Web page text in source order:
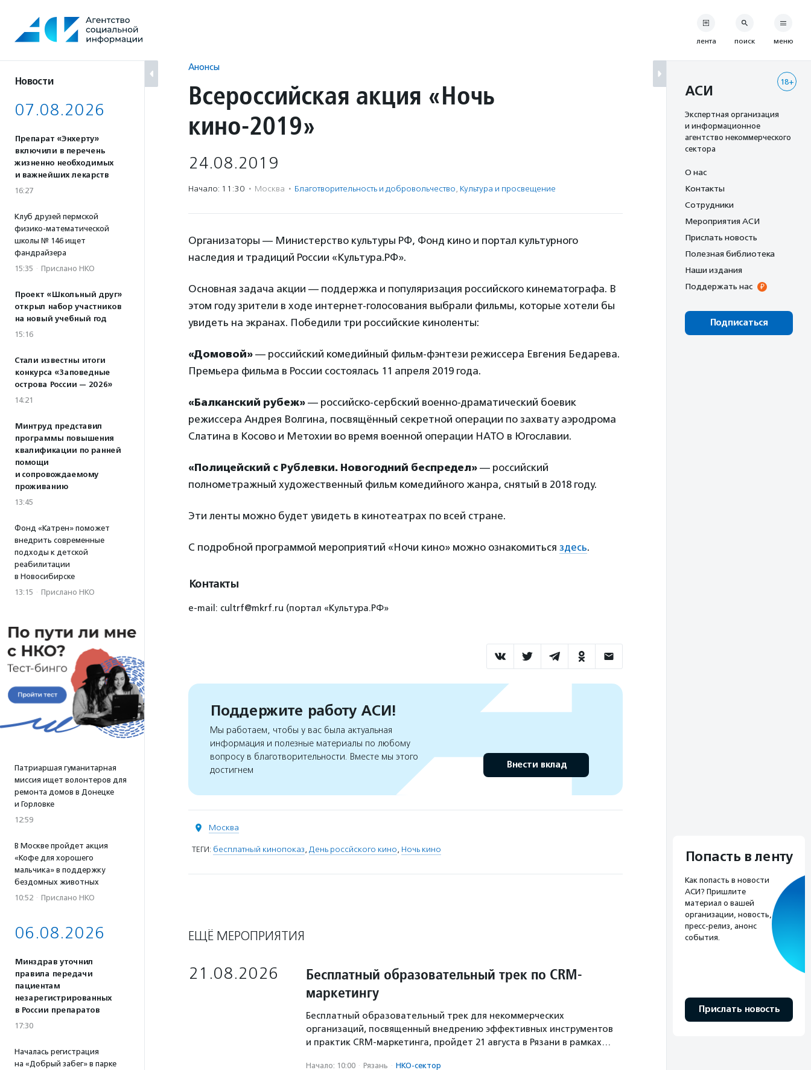
содержанию
Новости
07.08.2026
Препарат «Энхерту»
включили в перечень
жизненно необходимых
и важнейших лекарств
16:27
Клуб друзей пермской
физико-математической
школы № 146 ищет
фандрайзера
15:35 · Прислано НКО
Проект «Школьный друг»
открыл набор участников
на новый учебный год
15:16
Стали известны итоги
конкурса «Заповедные
острова России — 2026»
14:21
Минтруд представил
программы повышения
квалификации по ранней
помощи
и сопровождаемому
проживанию
13:45
Фонд «Катрен» поможет
внедрить современные
подходы к детской
реабилитации
в Новосибирске
13:15 · Прислано НКО
Патриаршая гуманитарная
миссия ищет волонтеров для
ремонта домов в Донецке
и Горловке
12:59
В Москве пройдет акция
«Кофе для хорошего
мальчика» в поддержку
бездомных животных
10:52 · Прислано НКО
06.08.2026
Минздрав уточнил
правила передачи
пациентам
незарегистрированных
в России препаратов
17:30
Началась регистрация
на «Добрый забег» в парке
Анонсы
Всероссийская акция «Ночь
кино-2019»
24.08.2019
Начало: 11:30 · Москва · Благотвори­тель­ность и доброволь­чест­во, Культура и просвещение
Организаторы — Министерство культуры РФ, Фонд кино и портал культурного
наследия и традиций России «Культура.РФ».
Основная задача акции — поддержка и популяризация российского кинематографа. В
этом году зрители в ходе интернет-голосования выбрали фильмы, которые хотели бы
увидеть на экранах. Победили три российские киноленты:
«Домовой» — российский комедийный фильм-фэнтези режиссера Евгения Бедарева.
Премьера фильма в России состоялась 11 апреля 2019 года.
«Балканский рубеж» — российско-сербский военно-драматический боевик
режиссера Андрея Волгина, посвящённый секретной операции по захвату аэродрома
Слатина в Косово и Метохии во время военной операции НАТО в Югославии.
«Полицейский с Рублевки. Новогодний беспредел» — российский
полнометражный художественный фильм комедийного жанра, снятый в 2018 году.
Эти ленты можно будет увидеть в кинотеатрах по всей стране.
С подробной программой мероприятий «Ночи кино» можно ознакомиться здесь.
Контакты
е-mail: cultrf@mkrf.ru (портал «Культура.РФ»
Поддержите работу АСИ!
Мы работаем, чтобы у вас была актуальная
информация и полезные материалы по любому
вопросу в благотворительности. Вместе мы этого
достигнем
Внести вклад
Москва
ТЕГИ: бесплатный кинопоказ, День россйского кино, Ночь кино
ЕЩЁ МЕРОПРИЯТИЯ
21.08.2026
Бесплатный образовательный трек по CRM-
маркетингу
Бесплатный образовательный трек для некоммерческих
организаций, посвященный внедрению эффективных инструментов
и практик CRM-маркетинга, пройдет 21 августа в Рязани в рамках…
Начало: 10:00 · Рязань · НКО-сектор
лента поиск меню
18+
АСИ
Экспертная организация
и информационное
агентство некоммерческого
сектора
О нас
Контакты
Сотрудники
Мероприятия АСИ
Прислать новость
Полезная библиотека
Наши издания
Поддержать нас
Подписаться
Попасть в ленту
Как попасть в новости
АСИ? Пришлите
материал о вашей
организации, новость,
пресс-релиз, анонс
события.
Прислать новость